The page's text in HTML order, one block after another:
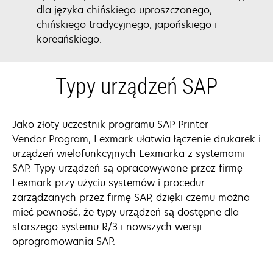
dla języka chińskiego uproszczonego,
chińskiego tradycyjnego, japońskiego i
koreańskiego.
Typy urządzeń SAP
Jako złoty uczestnik programu SAP Printer
Vendor Program, Lexmark ułatwia łączenie drukarek i
urządzeń wielofunkcyjnych Lexmarka z systemami
SAP. Typy urządzeń są opracowywane przez firmę
Lexmark przy użyciu systemów i procedur
zarządzanych przez firmę SAP, dzięki czemu można
mieć pewność, że typy urządzeń są dostępne dla
starszego systemu R/3 i nowszych wersji
oprogramowania SAP.